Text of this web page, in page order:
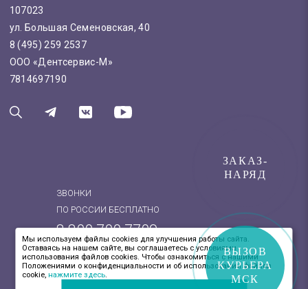
ЗВОНКИ
ПО РОССИИ БЕСПЛАТНО
8 800 700 7709
8 (495) 259 2537
107023
ул. Большая Семеновская, 40
8 (495) 259 2537
ООО «Дентсервис-М»
7814697190
ЗАКАЗ-
НАРЯД
ВЫЗОВ
КУРЬЕРА
МСК
Мы используем файлы cookies для улучшения работы сайта.
Оставаясь на нашем сайте, вы соглашаетесь с условиями
использования файлов cookies. Чтобы ознакомиться с нашими
Положениями о конфиденциальности и об использовании файлов
cookie,нажмите здесь.